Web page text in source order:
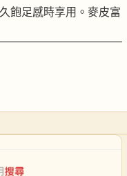
飽足感時享用。麥皮富